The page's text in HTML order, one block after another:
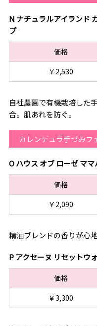
N ナチュラルアイランド
プ
価格
￥2,530
自社農園で有機栽培した
合。肌あれを防ぐ。
カレンデュラ手づみフ
O ハウス オブ ローゼ マ
価格
￥2,090
精油ブレンドの香りが心
P アクセーヌ リセットウ
価格
￥3,300